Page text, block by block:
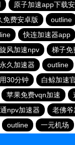
原子加速app下载
免费安卓版
outline
快连加速器app
旋风加速npv
梯子免
久加速器 outline
30分钟
白鲸加速
苹果免费vqn加速
npv加速器
老佛爷
outline 一元机场